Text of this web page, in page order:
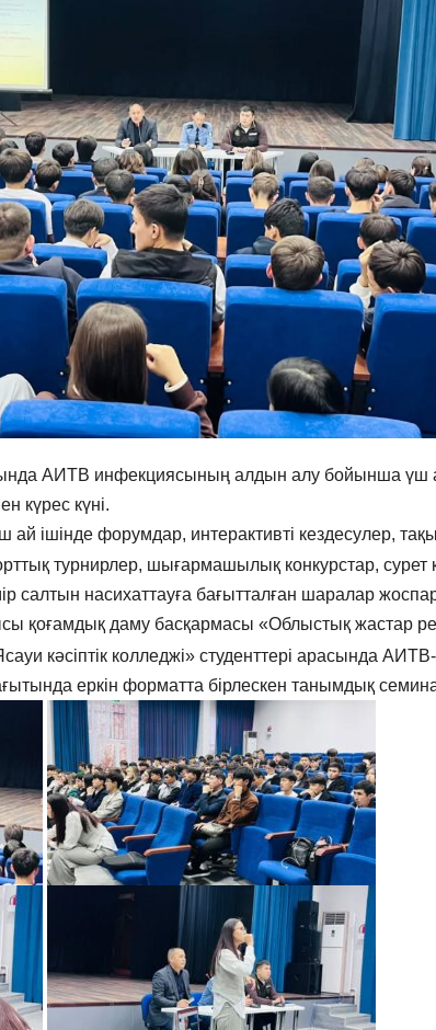
АИТВ инфекциясының алдын алу бойынша үш
күрес күні.
ішінде форумдар, интерактивті кездесулер,
турнирлер, шығармашылық конкурстар, сурет
салтын насихаттауға бағытталған шаралар
қоғамдық даму басқармасы «Облыстық жастар
кәсіптік колледжі» студенттері арасында
еркін форматта бірлескен танымдық